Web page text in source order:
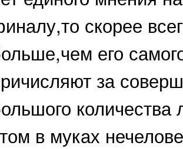
скорее
его
за
количества
в муках